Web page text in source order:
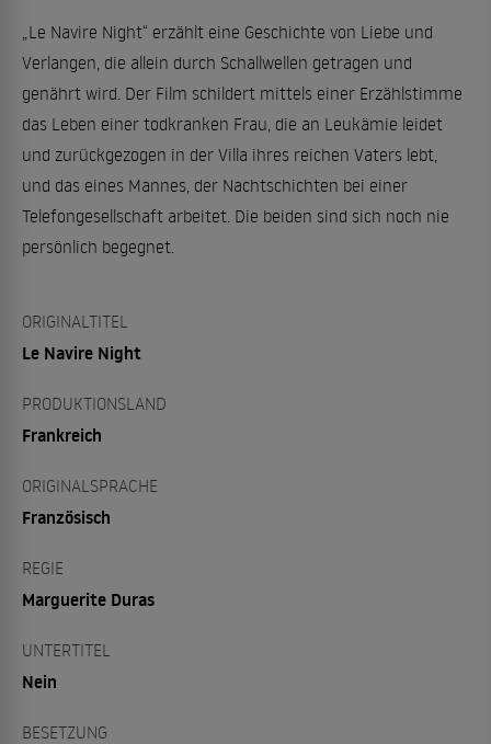
„Le Navire Night“ erzählt eine Geschichte von Liebe und
Verlangen, die allein durch Schallwellen getragen und
genährt wird. Der Film schildert mittels einer Erzählstimme
das Leben einer todkranken Frau, die an Leukämie leidet
und zurückgezogen in der Villa ihres reichen Vaters lebt,
und das eines Mannes, der Nachtschichten bei einer
Telefongesellschaft arbeitet. Die beiden sind sich noch nie
persönlich begegnet.
ORIGINALTITEL
Le Navire Night
PRODUKTIONSLAND
Frankreich
ORIGINALSPRACHE
Französisch
REGIE
Marguerite Duras
UNTERTITEL
Nein
BESETZUNG